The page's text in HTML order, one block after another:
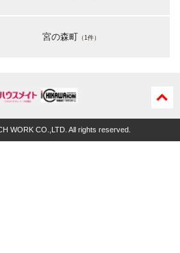
宮の森町 （1件）
先頭
WORK CO.,LTD. All rights reserved.